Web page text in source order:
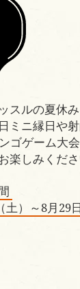
スルの夏休
ミニ縁日や
ゴゲーム大
楽しみくださ
）～8月29